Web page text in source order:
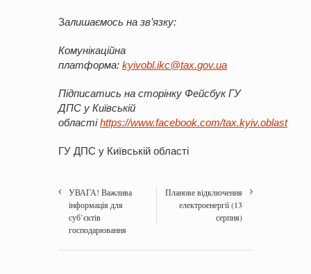
Залишаємось на зв’язку:
Комунікаційна
платформа: kyivobl.ikc@tax.gov.ua
Підписатись на сторінку ФейсбукГУ
ДПС у Київській
областіhttps://www.facebook.com/tax.kyiv.oblast
ГУ ДПС у Київській області
УВАГА! Важлива
інформація для
суб’єктів
господарювання
Планове відключення
електроенергії (13
серпня)